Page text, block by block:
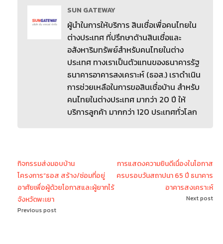
SUN GATEWAY
ผู้นำในการให้บริการ สินเชื่อเพื่อคนไทยใน
ต่างประเทศ ที่ปรึกษาด้านสินเชื่อและ
อสังหาริมทรัพย์สำหรับคนไทยในต่าง
ประเทศ ทางเราเป็นตัวแทนของธนาคารรัฐ
ธนาคารอาคารสงเคราะห์ (ธอส.) เราดำเนิน
การช่วยเหลือในการขอสินเชื่อบ้าน สำหรับ
คนไทยในต่างประเทศ มากว่า 20 ปี ให้
บริการลูกค้า มากกว่า 120 ประเทศทั่วโลก
กิจกรรมส่งมอบบ้าน
โครงการ”ธอส สร้าง/ซ่อมที่อยู่
อาศัยเพื่อผู้ด้วยโอกาสและผู้ยากไร้
จังหวัดพะเยา
Previous post
การแสดงความยินดีเนื่องในโอกาส
ครบรอบวันสถาปนา 65 ปี ธนาคาร
อาคารสงเคราะห์
Next post